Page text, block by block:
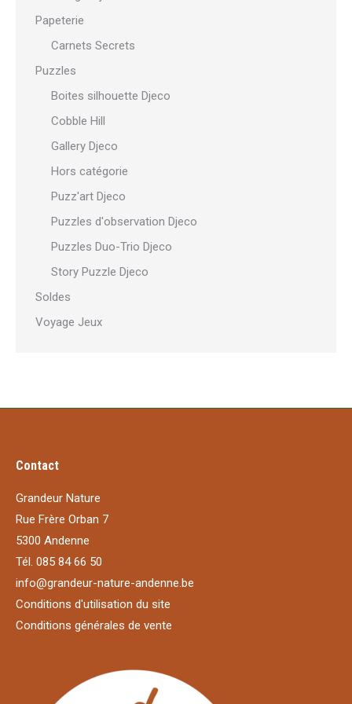
Papeterie
Carnets Secrets
Puzzles
Boites silhouette Djeco
Cobble Hill
Gallery Djeco
Hors catégorie
Puzz'art Djeco
Puzzles d'observation Djeco
Puzzles Duo-Trio Djeco
Story Puzzle Djeco
Soldes
Voyage Jeux
Contact
Grandeur Nature
Rue Frère Orban 7
5300 Andenne
Tél. 085 84 66 50
info@grandeur-nature-andenne.be
Conditions d'utilisation du site
Conditions générales de vente